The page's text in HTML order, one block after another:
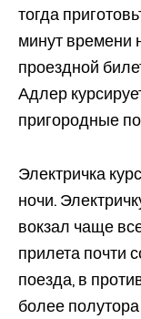
тогда
минут времени
проездной
Адлер
пригородные
Электричка
ночи.
вокзал чаще
прилета почти
поезда, в
более